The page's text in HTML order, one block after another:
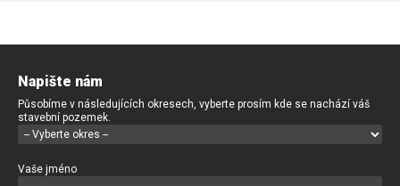
Napište nám
Působíme v následujících okresech, vyberte prosím kde se nachází váš
stavební pozemek.
Vaše jméno